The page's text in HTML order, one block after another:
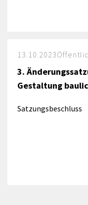
13.10.2023
3.
Gestaltung
Satzungsbeschluss